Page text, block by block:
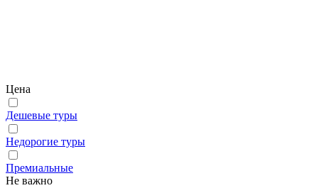
Цена
Дешевые туры
Недорогие туры
Премиальные
Не важно